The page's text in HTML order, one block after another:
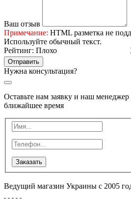
Ваш отзыв
Примечание: HTML разметка не
Используйте обычный текст.
Рейтинг: Плохо
Отправить
Нужна консультация?
Оставьте нам заявку и наш менеджер
ближайшее время
Заказать
Ведущий магазин Украины с 2005